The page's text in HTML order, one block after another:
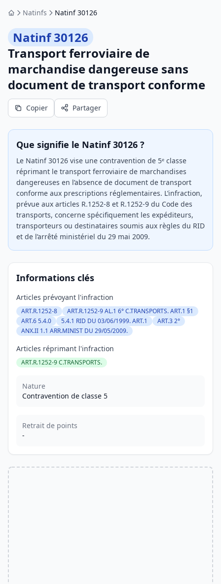
AccueilNatinfs Natinf 30126
Natinf 30126
Transport ferroviaire de
marchandise dangereuse sans
document de transport conforme
Copier Partager
Que signifie le Natinf 30126 ?
Le Natinf 30126 vise une contravention de 5ᵉ classe
réprimant le transport ferroviaire de marchandises
dangereuses en l’absence de document de transport
conforme aux prescriptions réglementaires. L’infraction,
prévue aux articles R.1252-8 et R.1252-9 du Code des
transports, concerne spécifiquement les expéditeurs,
transporteurs ou destinataires soumis aux règles du RID
et de l’arrêté ministériel du 29 mai 2009.
Informations clés
Articles prévoyant l'infraction
ART.R.1252-8
ART.R.1252-9 AL.1 6° C.TRANSPORTS. ART.1 §1
ART.6 5.4.0
5.4.1 RID DU 03/06/1999. ART.1
ART.3 2°
ANX.II 1.1 ARR.MINIST DU 29/05/2009.
Articles réprimant l'infraction
ART.R.1252-9 C.TRANSPORTS.
Nature
Contravention de classe 5
Retrait de points
-